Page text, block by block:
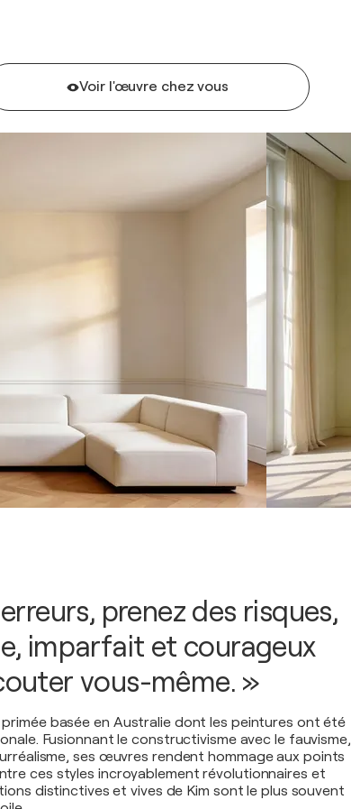
Voir l'œuvre chez vous
prenez des risques,
imparfait et courageux
vous-même. »
basée en Australie dont les peintures ont été
Fusionnant le constructivisme avec le fauvisme,
ses œuvres rendent hommage aux points
ces styles incroyablement révolutionnaires et
distinctives et vives de Kim sont le plus souvent